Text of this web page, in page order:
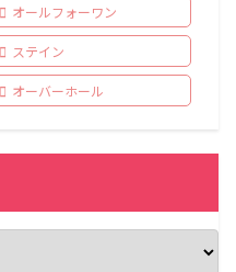
オールフォーワン
ステイン
オーバーホール